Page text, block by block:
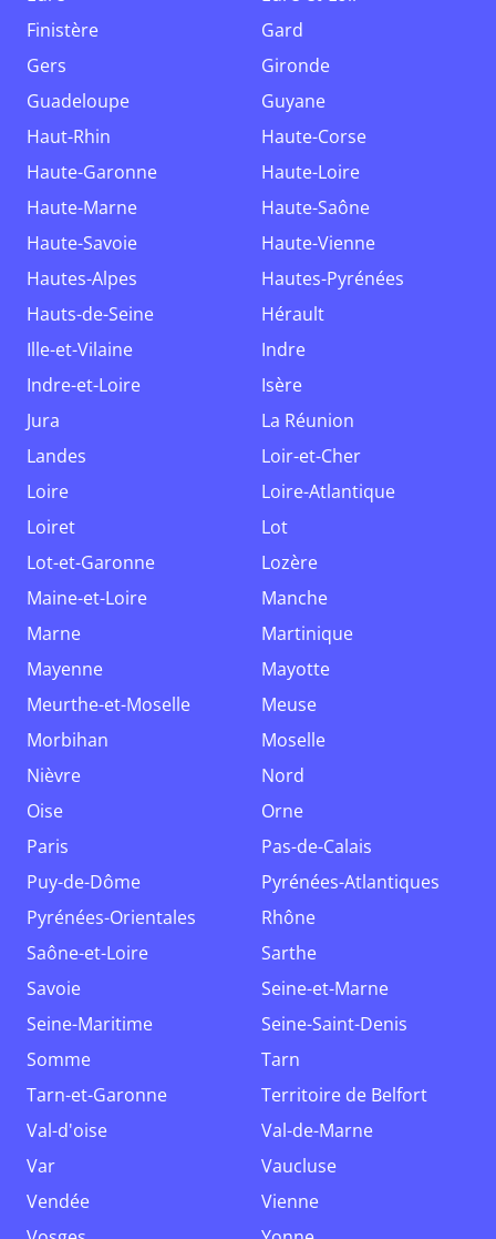
Finistère
Gard
Gers
Gironde
Guadeloupe
Guyane
Haut-Rhin
Haute-Corse
Haute-Garonne
Haute-Loire
Haute-Marne
Haute-Saône
Haute-Savoie
Haute-Vienne
Hautes-Alpes
Hautes-Pyrénées
Hauts-de-Seine
Hérault
Ille-et-Vilaine
Indre
Indre-et-Loire
Isère
Jura
La Réunion
Landes
Loir-et-Cher
Loire
Loire-Atlantique
Loiret
Lot
Lot-et-Garonne
Lozère
Maine-et-Loire
Manche
Marne
Martinique
Mayenne
Mayotte
Meurthe-et-Moselle
Meuse
Morbihan
Moselle
Nièvre
Nord
Oise
Orne
Paris
Pas-de-Calais
Puy-de-Dôme
Pyrénées-Atlantiques
Pyrénées-Orientales
Rhône
Saône-et-Loire
Sarthe
Savoie
Seine-et-Marne
Seine-Maritime
Seine-Saint-Denis
Somme
Tarn
Tarn-et-Garonne
Territoire de Belfort
Val-d'oise
Val-de-Marne
Var
Vaucluse
Vendée
Vienne